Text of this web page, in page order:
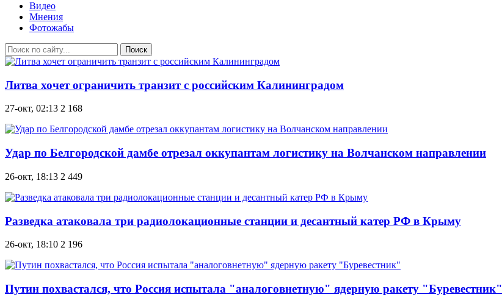
Видео
Мнения
Фотожабы
Поиск
Литва хочет ограничить транзит с российским Калининградом
27-окт, 02:13 2 168
Удар по Белгородской дамбе отрезал оккупантам логистику на Волчанском направлении
26-окт, 18:13 2 449
Разведка атаковала три радиолокационные станции и десантный катер РФ в Крыму
26-окт, 18:10 2 196
Путин похвастался, что Россия испытала "аналоговнетную" ядерную ракету "Буревестник"